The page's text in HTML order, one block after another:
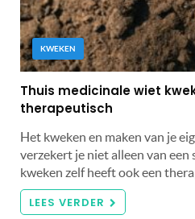
KWEKEN
Thuis medicinale wiet
therapeutisch
Het kweken en maken van je
verzekert je niet alleen van
kweken zelf heeft ook een
LEES VERDER